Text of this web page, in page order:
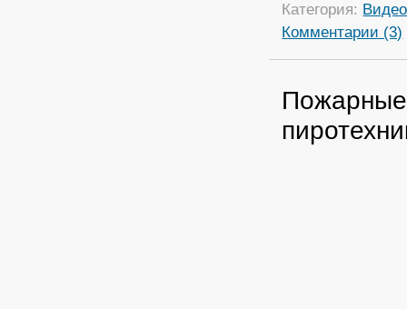
Категория: Видео
Комментарии (3)